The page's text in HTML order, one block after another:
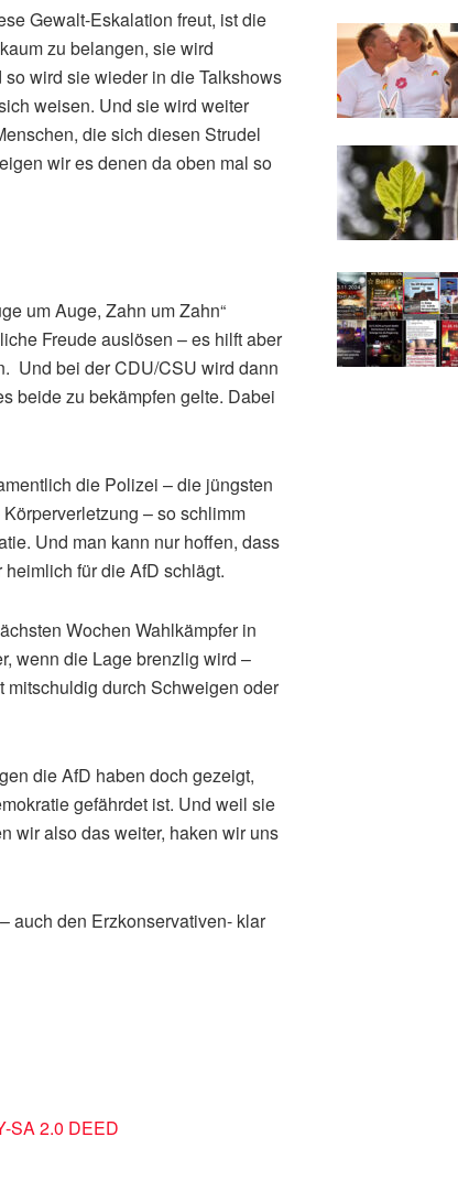
Gewalt-Eskalation freut, ist die
zu belangen, sie wird
wird sie wieder in die Talkshows
weisen. Und sie wird weiter
die sich diesen Strudel
wir es denen da oben mal so
um Auge, Zahn um Zahn“
Freude auslösen – es hilft aber
Und bei der CDU/CSU wird dann
beide zu bekämpfen gelte. Dabei
die Polizei – die jüngsten
– so schlimm
Und man kann nur hoffen, dass
für die AfD schlägt.
Wochen Wahlkämpfer in
wenn die Lage brenzlig wird –
durch Schweigen oder
die AfD haben doch gezeigt,
gefährdet ist. Und weil sie
wir also das weiter, haken wir uns
auch den Erzkonservativen- klar
SA 2.0 DEED